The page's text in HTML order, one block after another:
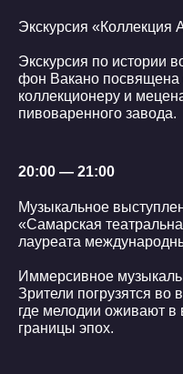
Экскурсия
Экскурсия по истории
фон Вакано посвящена
коллекционеру и
пивоваренного завода.
20:00 — 21:00
Музыкальное
«Самарская
лауреата
Иммерсивное
Зрители погрузятся во
где мелодии оживают в
границы эпох.